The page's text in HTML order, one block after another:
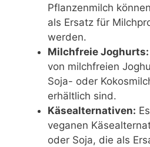
Pflanzenmilch
als Ersatz für
werden.
Milchfreie Joghurts:
von milchfreien
Soja- oder
erhältlich sind.
Käsealternativen:
veganen
oder Soja, die als